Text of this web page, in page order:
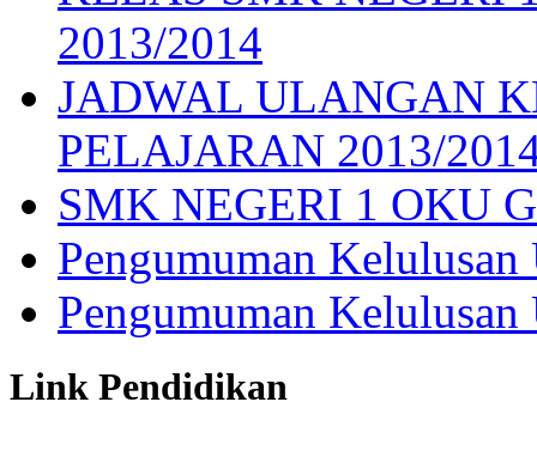
2013/2014
JADWAL ULANGAN
PELAJARAN 2013/
SMK NEGERI 1 OKU
Pengumuman
Pengumuman
Link Pendidikan